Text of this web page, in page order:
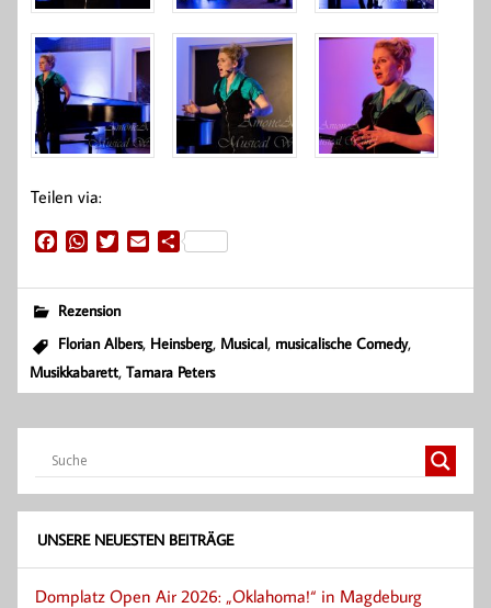
Teilen via:
c
e
o
o
k
W
a
t
A
p
p
i
t
e
r
a
T
i
n
Rezension
Florian Albers, Heinsberg, Musical, musicalische Comedy,
Musikkabarett,Tamara Peters
UNSERE NEUESTEN BEITRÄGE
Domplatz Open Air 2026: „Oklahoma!“ in Magdeburg